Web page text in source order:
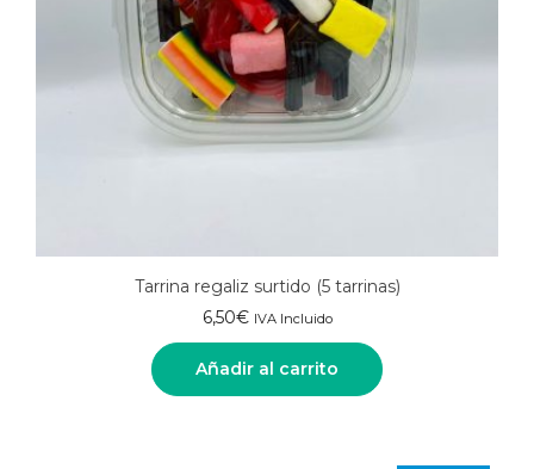
Tarrina regaliz surtido (5 tarrinas)
6,50€ IVA Incluido
Añadir al carrito